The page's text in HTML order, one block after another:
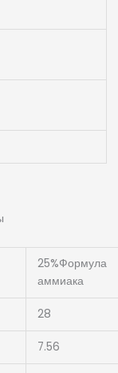
25%Формула
аммиака
28
7.56